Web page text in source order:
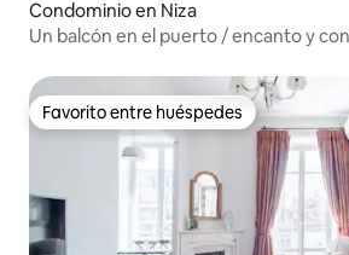
Condominio en Niza
Un balcón en el puerto / encanto y
Favorito entre huéspedes
Favorito entre huéspedes